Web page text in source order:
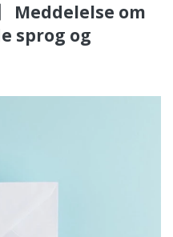
Meddelelse om
sprog og